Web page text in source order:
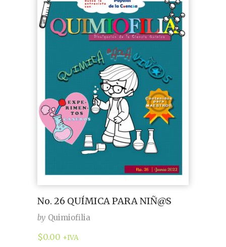
No. 26 QUÍMICA PARA NIÑ@S
by Quimiofilia
$0.00 +IVA